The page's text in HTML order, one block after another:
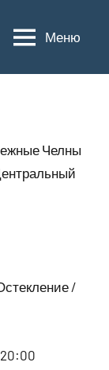
Меню
Челны
/